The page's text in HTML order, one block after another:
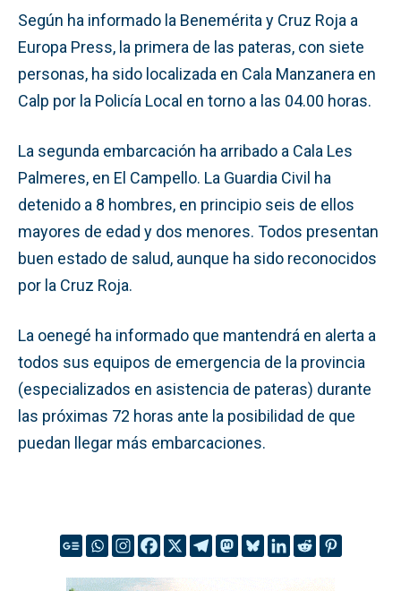
Según ha informado la Benemérita y Cruz Roja a
Europa Press, la primera de las pateras, con siete
personas, ha sido localizada en Cala Manzanera en
Calp por la Policía Local en torno a las 04.00 horas.
La segunda embarcación ha arribado a Cala Les
Palmeres, en El Campello. La Guardia Civil ha
detenido a 8 hombres, en principio seis de ellos
mayores de edad y dos menores. Todos presentan
buen estado de salud, aunque ha sido reconocidos
por la Cruz Roja.
La oenegé ha informado que mantendrá en alerta a
todos sus equipos de emergencia de la provincia
(especializados en asistencia de pateras) durante
las próximas 72 horas ante la posibilidad de que
puedan llegar más embarcaciones.